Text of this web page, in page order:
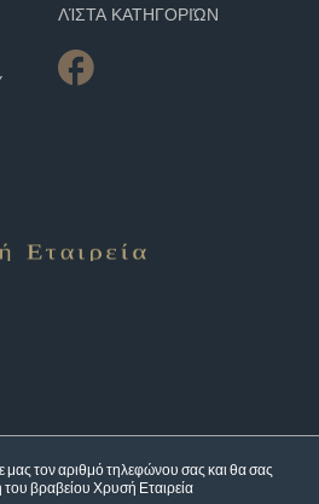
μας τον αριθμό τηλεφώνου σας και θα σας
του βραβείου Χρυσή Εταιρεία
ΛΊΣΤΑ ΚΑΤΗΓΟΡΙΏΝ